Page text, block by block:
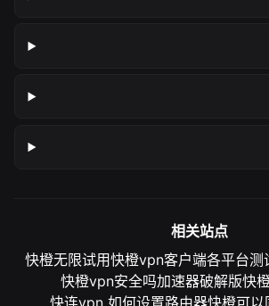
相关站点
快橙无限试用快橙vpn客户端各平台测
快橙vpn安全吗加速器破解版快
快连vpn 如何设置路由器快橙可以